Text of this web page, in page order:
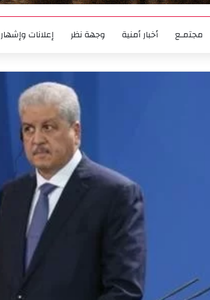
مجتمـع أخبار أمنية وجهة نظر إعلانات وإشهار